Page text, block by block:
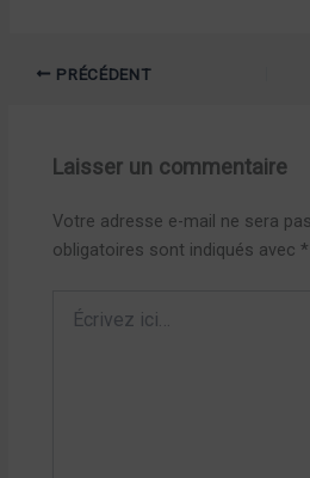
PRÉCÉDENT
Laisser un commentaire
Votre adresse e-mail ne sera
obligatoires sont indiqués avec *
ici…